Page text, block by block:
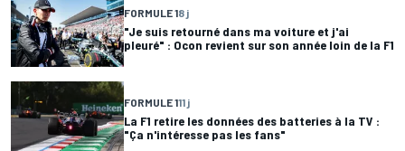
FORMULE 18 j
"Je suis retourné dans ma voiture et j'ai
pleuré" : Ocon revient sur son année loin de la F1
FORMULE 111 j
La F1 retire les données des batteries à la TV :
"Ça n'intéresse pas les fans"